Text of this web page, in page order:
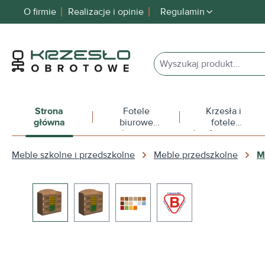
Przejdź do głównej nawigacji
O firmie Realizacje i opinie Regulamin
Strona
główna
Fotele
biurowe
obrotowe
Krzesła i
fotele
konferencyjne
Meble szkolne i przedszkolne
Meble przedszkolne
Pomiń galerię zdjęć